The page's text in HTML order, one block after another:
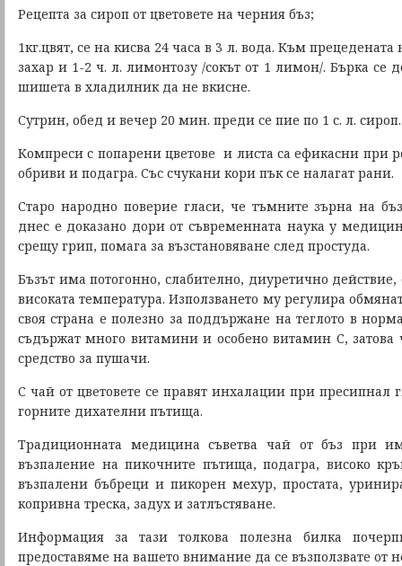
Рецепта за сироп от цветовете на черния бъз;
1кг.цвят, се на кисва 24 часа в 3 л. вода. Към прецедената
захар и 1-2 ч. л. лимонтозу /сокът от 1 лимон/. Бърка се
шишета в хладилник да не вкисне.
Сутрин, обед и вечер 20 мин. преди се пие по 1 с. л. сироп.
Компреси с попарени цветове и листа са ефикасни при
обриви и подагра. Със счукани кори пък се налагат рани.
Старо народно поверие гласи, че тъмните зърна на
днес е доказано дори от съвременната наука у
срещу грип, помага за възстановяване след простуда.
Бъзът има потогонно, слабително, диуретично
високата температура. Използването му регулира
своя страна е полезно за поддържане на теглото в
съдържат много витамини и особено витамин С, затова
средство за пушачи.
С чай от цветовете се правят инхалации при пресипнал
горните дихателни пътища.
Традиционната медицина съветва чай от бъз при
възпаление на пикочните пътища, подагра, високо
възпалени бъбреци и пикорен мехур, простата,
копривна треска, задух и затлъстяване.
Информация за тази толкова полезна билка
предоставяме на вашето внимание да се възползвате от